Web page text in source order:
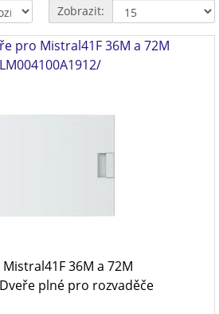
Zobrazit:
pro Mistral41F 36M a 72M
36M a 72M
plné pro rozvaděče